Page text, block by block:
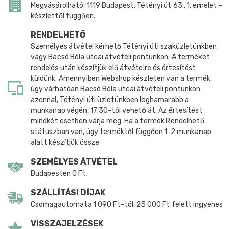
Megvásárolható: 1119 Budapest, Tétényi út 63., 1. emelet –
készlettől függően.
RENDELHETŐ
Személyes átvétel kérhető Tétényi úti szaküzletünkben
vagy Bacsó Béla utcai átvételi pontunkon. A terméket
rendelés után készítjük elő átvételre és értesítést
küldünk. Amennyiben Webshop készleten van a termék,
úgy várhatóan Bacsó Béla utcai átvételi pontunkon
azonnal, Tétényi úti üzletünkben leghamarabb a
munkanap végén, 17:30-tól vehető át. Az értesítést
mindkét esetben várja meg. Ha a termék Rendelhető
státuszban van, úgy terméktől függően 1-2 munkanap
alatt készítjük össze
SZEMÉLYES ÁTVÉTEL
Budapesten 0 Ft.
SZÁLLÍTÁSI DÍJAK
Csomagautomata 1 090 Ft-tól, 25 000 Ft felett ingyenes
VISSZAJELZÉSEK